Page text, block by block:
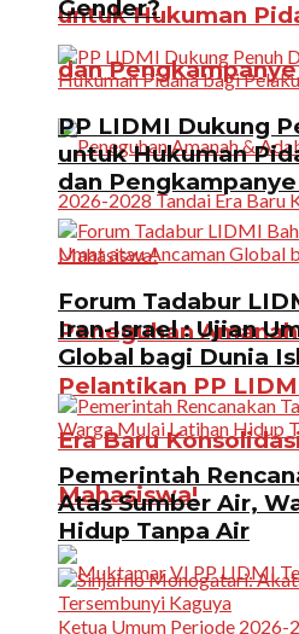
untuk Hukuman
dan Pengkampanye
Peneguhan
Pelantikan PP
Era Baru
Mahasiswa!
Gender?
PP LIDMI Dukung
untuk Hukuman
dan Pengkampanye
Forum Tadabur
Iran-Israel : Ujian
Global bagi Dunia
Pemerintah
Atas Sumber Air,
Hidup Tanpa Air